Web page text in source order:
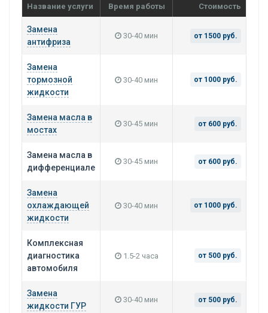
Название услуги Время работы Стоимость
Замена
антифриза
30-40 мин от 1500 руб.
Замена
тормозной
жидкости
30-40 мин от 1000 руб.
Замена масла в
мостах
30-45 мин от 600 руб.
Замена масла в
дифференциале
30-45 мин от 600 руб.
Замена
охлаждающей
жидкости
30-40 мин от 1000 руб.
Комплексная
диагностика
автомобиля
1.5-2 часа от 500 руб.
Замена
жидкости ГУР
30-40 мин от 500 руб.